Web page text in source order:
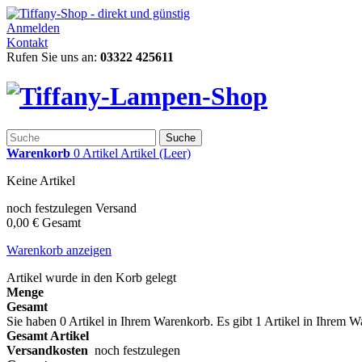
Anmelden
Kontakt
Rufen Sie uns an: 03322 425611
Suche
Warenkorb 0 Artikel Artikel (Leer)
Keine Artikel
noch festzulegen Versand
0,00 € Gesamt
Warenkorb anzeigen
Artikel wurde in den Korb gelegt
Menge
Gesamt
Sie haben 0 Artikel in Ihrem Warenkorb. Es gibt 1 Artikel in Ihrem
Gesamt Artikel
Versandkosten noch festzulegen